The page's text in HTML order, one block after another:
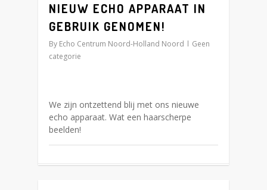
NIEUW ECHO APPARAAT IN
GEBRUIK GENOMEN!
By Echo Centrum Noord-Holland Noord
Geen
categorie
We zijn ontzettend blij met ons nieuwe
echo apparaat. Wat een haarscherpe
beelden!